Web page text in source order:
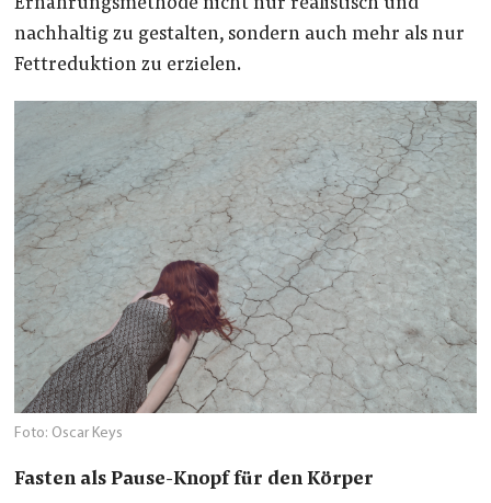
Ernährungsmethode nicht nur realistisch und
nachhaltig zu gestalten, sondern auch mehr als nur
Fettreduktion zu erzielen.
Foto: Oscar Keys
Fasten als Pause-Knopf für den Körper